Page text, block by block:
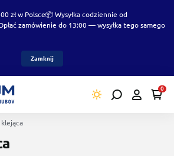
zł w Polsce📦 Wysyłka codziennie od
zamówienie do 13:00 — wysyłka tego samego
Zamknij
0
klejąca